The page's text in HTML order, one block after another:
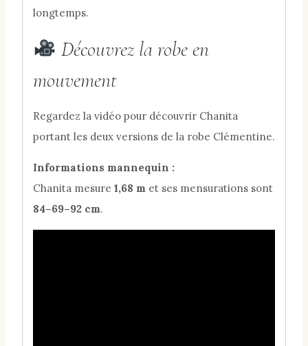
longtemps.
Découvrez la robe en
mouvement
Regardez la vidéo pour découvrir Chanita
portant les deux versions de la robe Clémentine.
Informations mannequin :
Chanita mesure 1,68 m et ses mensurations sont
84–69–92 cm.